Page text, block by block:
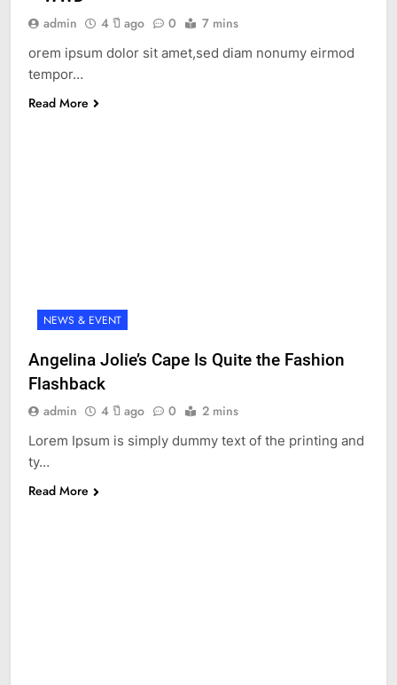
admin 4 ปี ago 0 7 mins
orem ipsum dolor sit amet,sed diam nonumy eirmod
tempor…
Read More
NEWS & EVENT
Angelina Jolie’s Cape Is Quite the Fashion
Flashback
admin 4 ปี ago 0 2 mins
Lorem Ipsum is simply dummy text of the printing and
ty…
Read More